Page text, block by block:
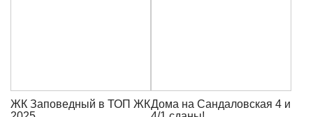
ЖК Заповедный в ТОП ЖКДома на Сандаловская 4 и